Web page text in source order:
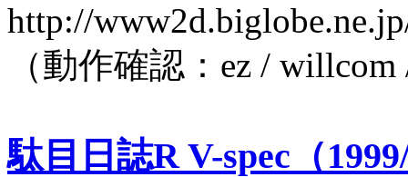
http://
（動作確認：ez /
駄目日誌R V-spec（